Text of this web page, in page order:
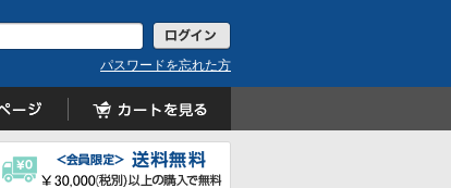
パスワードを忘れた方